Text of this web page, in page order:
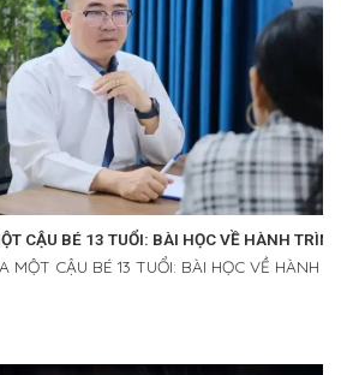
CẬU BÉ 13 TUỔI: BÀI HỌC VỀ HÀNH
MỘT CẬU BÉ 13 TUỔI: BÀI HỌC VỀ HÀNH